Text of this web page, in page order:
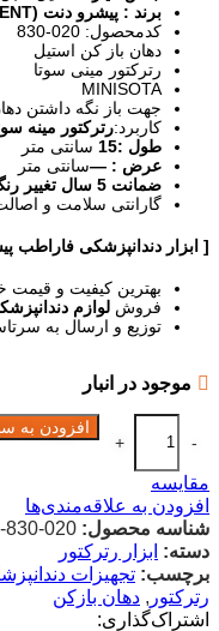
برند : پیشرو دنت (PISHRODENT)
کدمحصول: 020-830
دهان باز کن استیل
رترکتور مینی سوتا
MINISOTA
جهت باز نگه داشتن
کاربرد:رترکتور مینه
طول :15
سانتی متر
عرض : —سانتی متر
ضمانت 5 سال تغییر رنگ و تعویض در صورت زنگ زدگی
گارانتی سلامت و
[ ابزار دندانپزشکی فاراطب
بهترین کیفیت و قیمت
فروش لوازم
توزیع و ارسال به
موجود در انبار
-
+
افزودن به
مقایسه
افزودن به علاقه‌مندی‌ها
شناسه محصول: 830-020
دسته: ابزار رترکتور
برچسب: تجهیزات
رترکتور , دهان بازکن
اشتراک‌گذاری: